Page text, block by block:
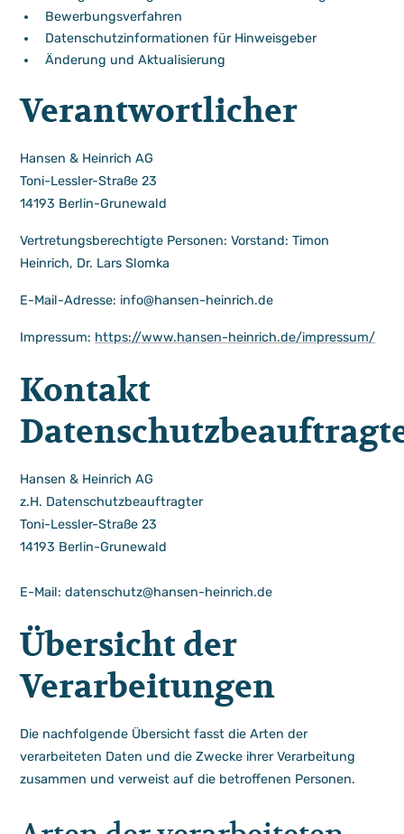
Bewerbungsverfahren
Datenschutzinformationen für Hinweisgeber
Änderung und Aktualisierung
Verantwortlicher
Hansen & Heinrich AG
Toni-Lessler-Straße 23
14193 Berlin-Grunewald
Vertretungsberechtigte Personen: Vorstand: Timon
Heinrich, Dr. Lars Slomka
E-Mail-Adresse: info@hansen-heinrich.de
Impressum: https://www.hansen-heinrich.de/impressum/
Kontakt
Hansen & Heinrich AG
z.H. Datenschutzbeauftragter
Toni-Lessler-Straße 23
14193 Berlin-Grunewald
E-Mail: datenschutz@hansen-heinrich.de
Übersicht der
Verarbeitungen
Die nachfolgende Übersicht fasst die Arten der
verarbeiteten Daten und die Zwecke ihrer Verarbeitung
zusammen und verweist auf die betroffenen Personen.